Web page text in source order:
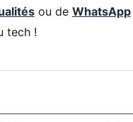
ou de WhatsApp
tech !